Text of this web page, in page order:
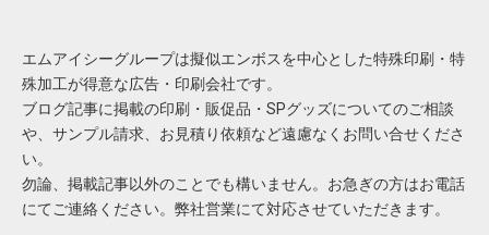
エムアイシーグループは擬似エンボスを中心とした特殊印刷・特
殊加工が得意な広告・印刷会社です。
ブログ記事に掲載の印刷・販促品・SPグッズについてのご相談
や、サンプル請求、お見積り依頼など遠慮なくお問い合せくださ
い。
勿論、掲載記事以外のことでも構いません。お急ぎの方はお電話
にてご連絡ください。弊社営業にて対応させていただきます。